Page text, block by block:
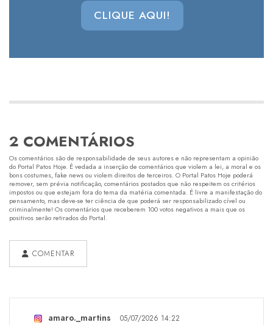
CLIQUE AQUI!
2 COMENTÁRIOS
Os comentários são de responsabilidade de seus autores e não representam a opinião
do Portal Patos Hoje. É vedada a inserção de comentários que violem a lei, a moral e os
bons costumes, fake news ou violem direitos de terceiros. O Portal Patos Hoje poderá
remover, sem prévia notificação, comentários postados que não respeitem os critérios
impostos ou que estejam fora do tema da matéria comentada. É livre a manifestação do
pensamento, mas deve-se ter ciência de que poderá ser responsabilizado cível ou
criminalmente! Os comentários que receberem 100 votos negativos a mais que os
positivos serão retirados do Portal.
COMENTAR
amaro._martins 05/07/2026 14:22